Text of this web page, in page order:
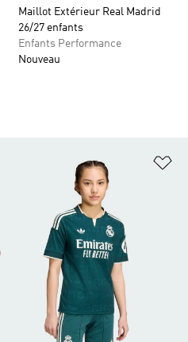
Maillot Extérieur Real Madrid
26/27 enfants
Enfants Performance
Nouveau